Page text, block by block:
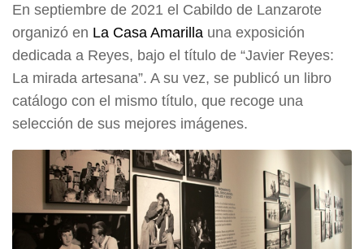
En septiembre de 2021 el Cabildo de Lanzarote
organizó en La Casa Amarilla una exposición
dedicada a Reyes, bajo el título de “Javier Reyes:
La mirada artesana”. A su vez, se publicó un libro
catálogo con el mismo título, que recoge una
selección de sus mejores imágenes.